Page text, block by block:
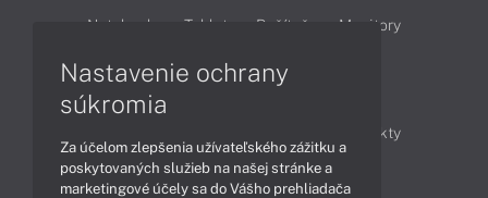
Notebooky Tablety Počítače Monitory
Produkty
Technológie
Videá
Nastavenie ochrany
súkromia
Za účelom zlepšenia užívateľského zážitku a
poskytovaných služieb na našej stránke a
marketingové účely sa do Vášho prehliadača